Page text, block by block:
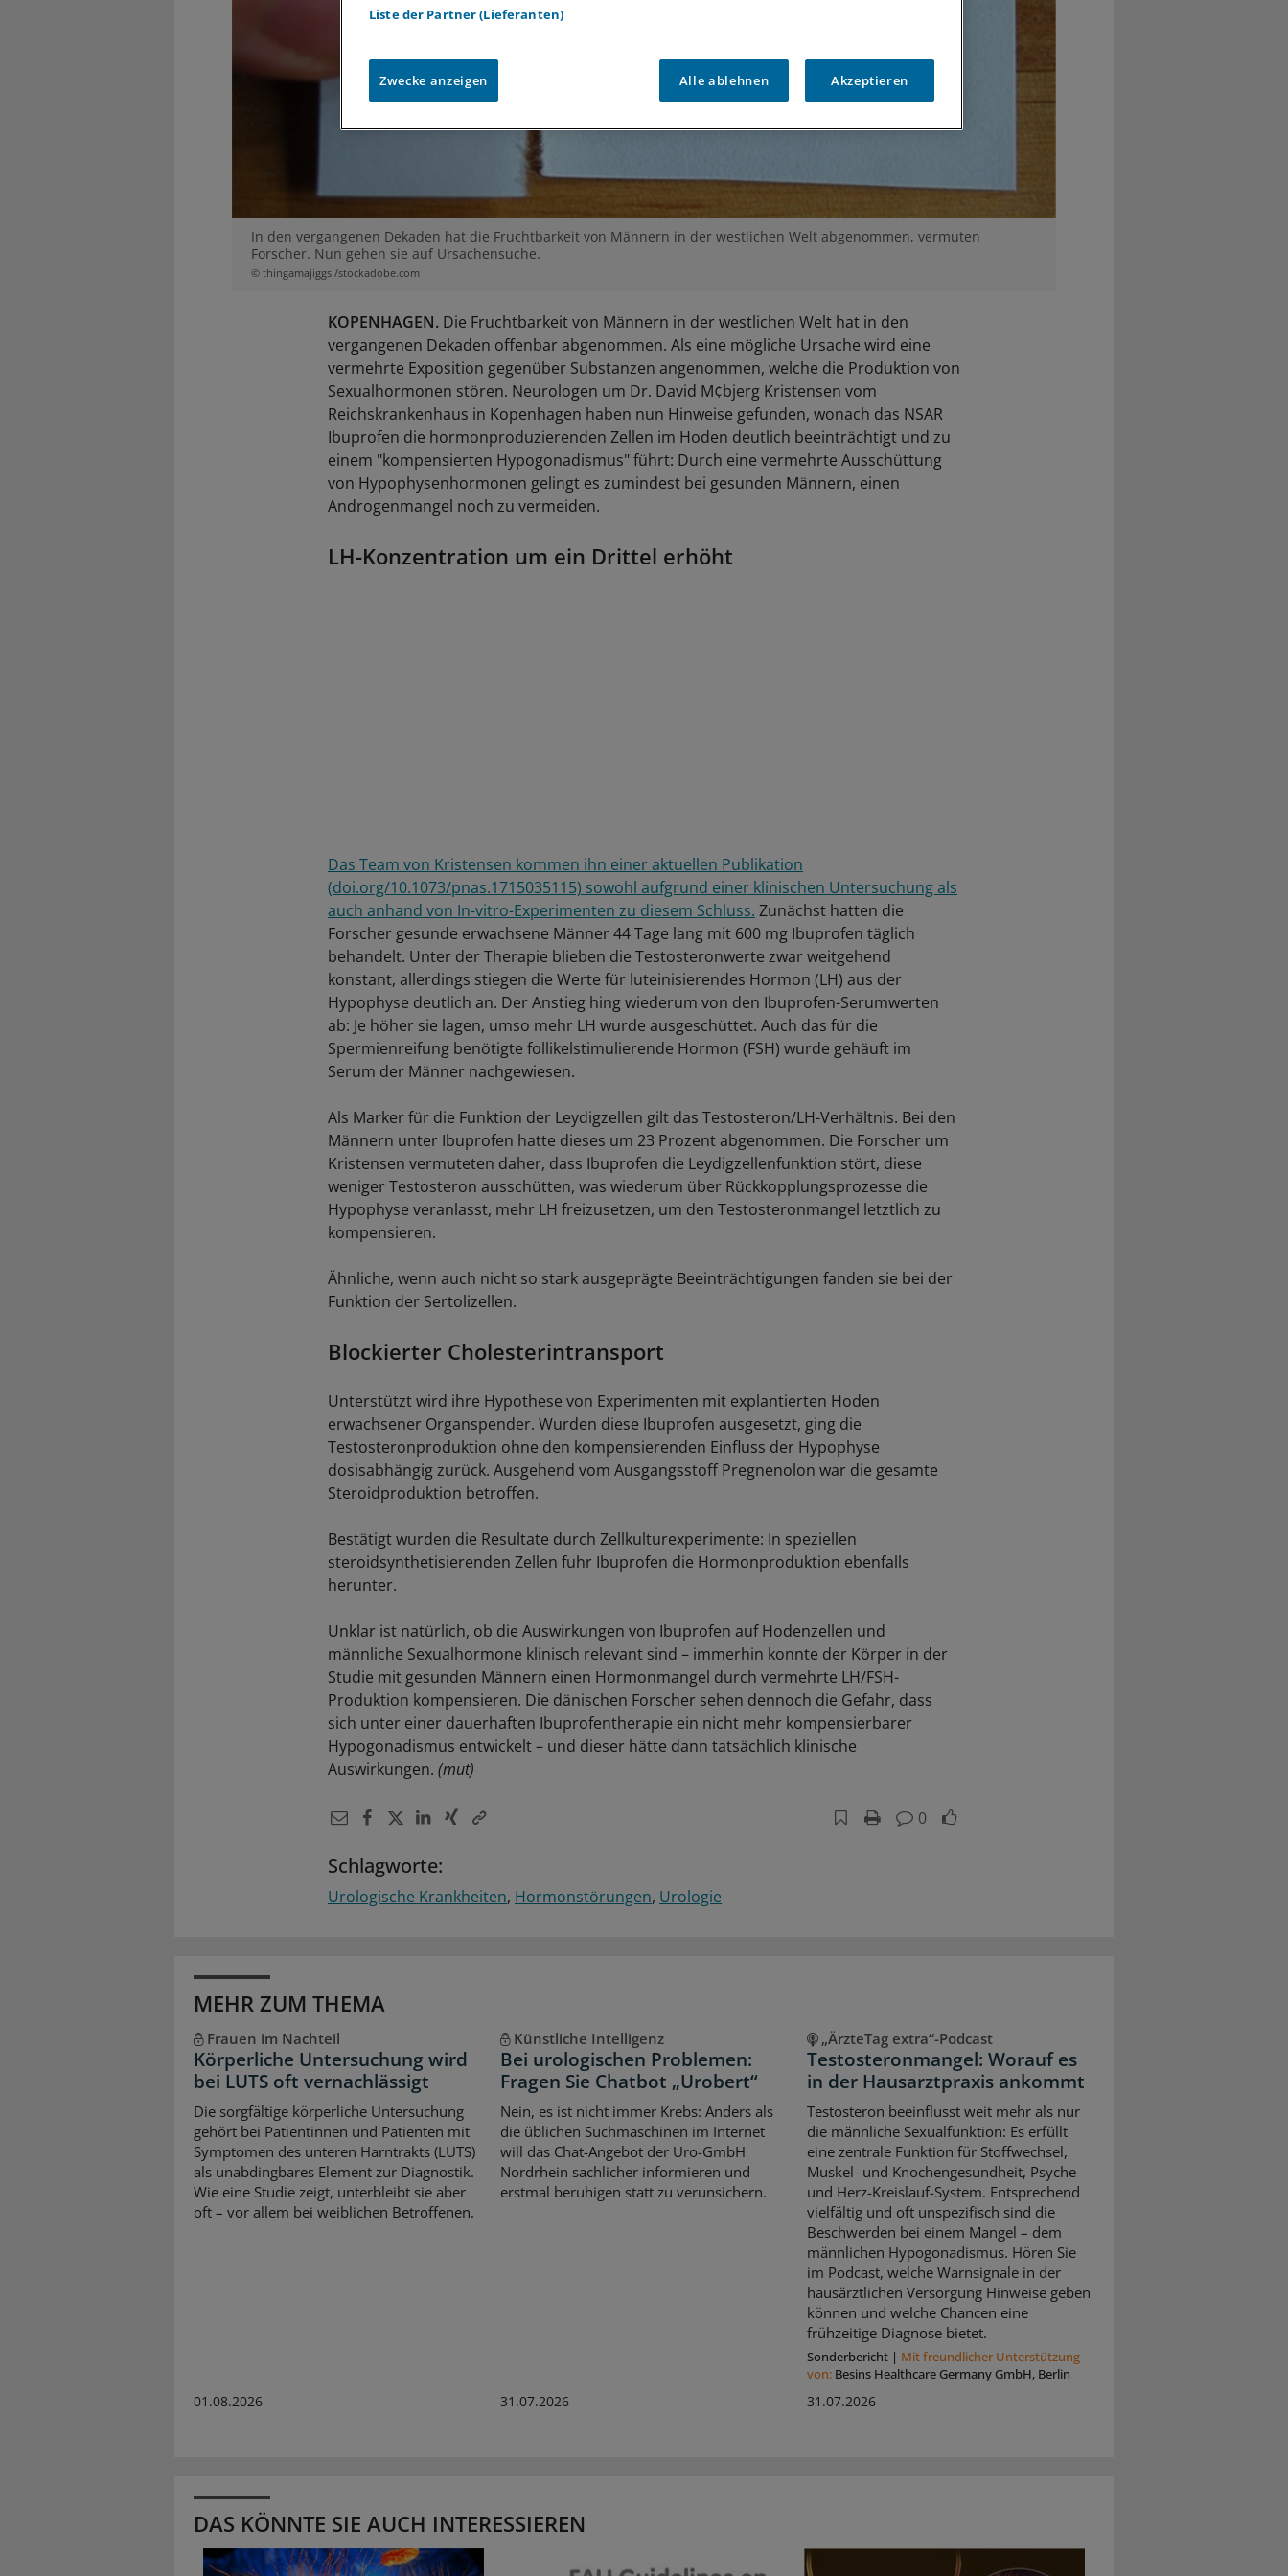
In den vergangenen Dekaden hat die Fruchtbarkeit von Männern in der westlichen Welt abgenommen, vermuten
Forscher. Nun gehen sie auf Ursachensuche.
© thingamajiggs /stockadobe.com
KOPENHAGEN. Die Fruchtbarkeit von Männern in der westlichen Welt hat in den
vergangenen Dekaden offenbar abgenommen. Als eine mögliche Ursache wird eine
vermehrte Exposition gegenüber Substanzen angenommen, welche die Produktion von
Sexualhormonen stören. Neurologen um Dr. David M¢bjerg Kristensen vom
Reichskrankenhaus in Kopenhagen haben nun Hinweise gefunden, wonach das NSAR
Ibuprofen die hormonproduzierenden Zellen im Hoden deutlich beeinträchtigt und zu
einem "kompensierten Hypogonadismus" führt: Durch eine vermehrte Ausschüttung
von Hypophysenhormonen gelingt es zumindest bei gesunden Männern, einen
Androgenmangel noch zu vermeiden.
LH-Konzentration um ein Drittel erhöht
Das Team von Kristensen kommen ihn einer aktuellen Publikation
(doi.org/10.1073/pnas.1715035115) sowohl aufgrund einer klinischen Untersuchung als
auch anhand von In-vitro-Experimenten zu diesem Schluss. Zunächst hatten die
Forscher gesunde erwachsene Männer 44 Tage lang mit 600 mg Ibuprofen täglich
behandelt. Unter der Therapie blieben die Testosteronwerte zwar weitgehend
konstant, allerdings stiegen die Werte für luteinisierendes Hormon (LH) aus der
Hypophyse deutlich an. Der Anstieg hing wiederum von den Ibuprofen-Serumwerten
ab: Je höher sie lagen, umso mehr LH wurde ausgeschüttet. Auch das für die
Spermienreifung benötigte follikelstimulierende Hormon (FSH) wurde gehäuft im
Serum der Männer nachgewiesen.
Als Marker für die Funktion der Leydigzellen gilt das Testosteron/LH-Verhältnis. Bei den
Männern unter Ibuprofen hatte dieses um 23 Prozent abgenommen. Die Forscher um
Kristensen vermuteten daher, dass Ibuprofen die Leydigzellenfunktion stört, diese
weniger Testosteron ausschütten, was wiederum über Rückkopplungsprozesse die
Hypophyse veranlasst, mehr LH freizusetzen, um den Testosteronmangel letztlich zu
kompensieren.
Ähnliche, wenn auch nicht so stark ausgeprägte Beeinträchtigungen fanden sie bei der
Funktion der Sertolizellen.
Blockierter Cholesterintransport
Unterstützt wird ihre Hypothese von Experimenten mit explantierten Hoden
erwachsener Organspender. Wurden diese Ibuprofen ausgesetzt, ging die
Testosteronproduktion ohne den kompensierenden Einfluss der Hypophyse
dosisabhängig zurück. Ausgehend vom Ausgangsstoff Pregnenolon war die gesamte
Steroidproduktion betroffen.
Bestätigt wurden die Resultate durch Zellkulturexperimente: In speziellen
steroidsynthetisierenden Zellen fuhr Ibuprofen die Hormonproduktion ebenfalls
herunter.
Unklar ist natürlich, ob die Auswirkungen von Ibuprofen auf Hodenzellen und
männliche Sexualhormone klinisch relevant sind – immerhin konnte der Körper in der
Studie mit gesunden Männern einen Hormonmangel durch vermehrte LH/FSH-
Produktion kompensieren. Die dänischen Forscher sehen dennoch die Gefahr, dass
sich unter einer dauerhaften Ibuprofentherapie ein nicht mehr kompensierbarer
Hypogonadismus entwickelt – und dieser hätte dann tatsächlich klinische
Auswirkungen. (mut)
0
Schlagworte:
Urologische Krankheiten Hormonstörungen Urologie
MEHR ZUM THEMA
Frauen im Nachteil
Körperliche Untersuchung wird
bei LUTS oft vernachlässigt
Die sorgfältige körperliche Untersuchung
gehört bei Patientinnen und Patienten mit
Symptomen des unteren Harntrakts (LUTS)
als unabdingbares Element zur Diagnostik.
Wie eine Studie zeigt, unterbleibt sie aber
oft – vor allem bei weiblichen Betroffenen.
01.08.2026
Künstliche Intelligenz
Bei urologischen Problemen:
Fragen Sie Chatbot „Urobert“
Nein, es ist nicht immer Krebs: Anders als
die üblichen Suchmaschinen im Internet
will das Chat-Angebot der Uro-GmbH
Nordrhein sachlicher informieren und
erstmal beruhigen statt zu verunsichern.
31.07.2026
„ÄrzteTag extra“-Podcast
Testosteronmangel: Worauf es
in der Hausarztpraxis ankommt
Testosteron beeinflusst weit mehr als nur
die männliche Sexualfunktion: Es erfüllt
eine zentrale Funktion für Stoffwechsel,
Muskel- und Knochengesundheit, Psyche
und Herz-Kreislauf-System. Entsprechend
vielfältig und oft unspezifisch sind die
Beschwerden bei einem Mangel – dem
männlichen Hypogonadismus. Hören Sie
im Podcast, welche Warnsignale in der
hausärztlichen Versorgung Hinweise geben
können und welche Chancen eine
frühzeitige Diagnose bietet.
Sonderbericht| Mit freundlicher Unterstützung
von: Besins Healthcare Germany GmbH, Berlin
31.07.2026
DAS KÖNNTE SIE AUCH INTERESSIEREN
Liste der Partner (Lieferanten)
Zwecke anzeigen Alle ablehnen Akzeptieren